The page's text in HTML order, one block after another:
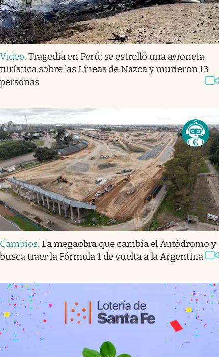
Video. Tragedia en Perú: se estrelló una avioneta
turística sobre las Líneas de Nazca y murieron 13
personas
Cambios. La megaobra que cambia el Autódromo y
busca traer la Fórmula 1 de vuelta a la Argentina